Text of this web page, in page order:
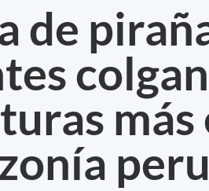
de
más